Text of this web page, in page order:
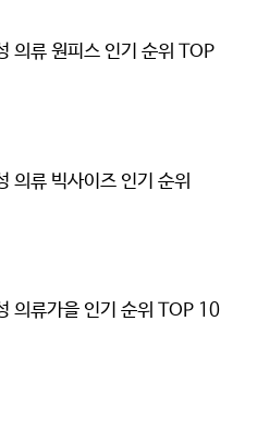
의류 원피스 인기 순위 TOP
의류 빅사이즈 인기 순위
의류가을 인기 순위 TOP 10